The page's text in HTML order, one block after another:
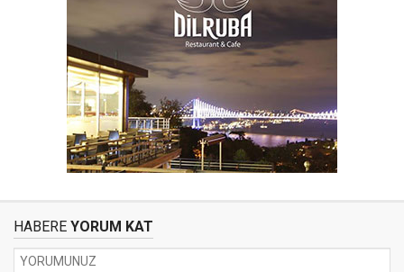
HABERE YORUM KAT